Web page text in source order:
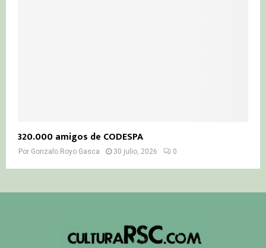
320.000 amigos de CODESPA
Por Gonzalo Royo Gasca 30 julio, 2026 0